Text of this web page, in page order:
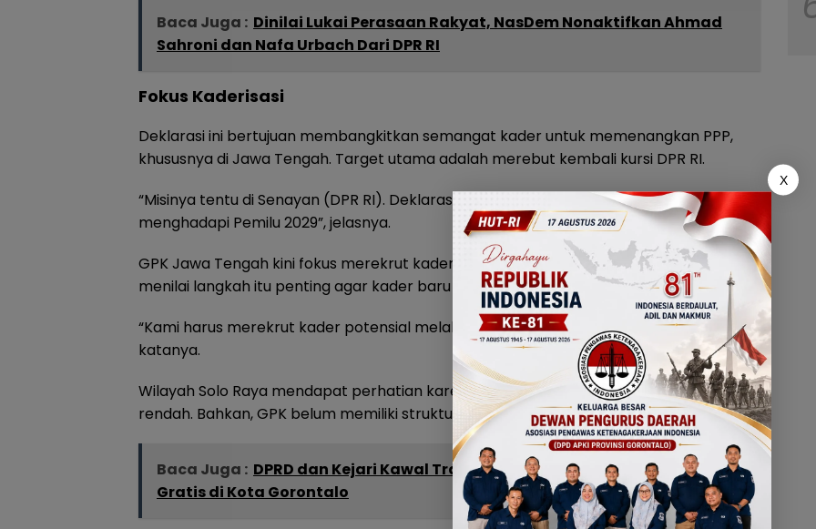
Baca Juga : Dinilai Lukai Perasaan Rakyat, NasDem Nonaktifkan Ahmad
Sahroni dan Nafa Urbach Dari DPR RI
Fokus Kaderisasi
Deklarasi ini bertujuan membangkitkan semangat kader untuk memenangkan PPP,
khususnya di Jawa Tengah. Target utama adalah merebut kembali kursi DPR RI.
“Misinya tentu di Senayan (DPR RI). Deklarasi ini pemantik agar kita semangat
menghadapi Pemilu 2029”, jelasnya.
GPK Jawa Tengah kini fokus merekrut kader potensial melalui pelatihan. Gus Haiz
menilai langkah itu penting agar kader baru sejalan dengan kebijakan partai.
“Kami harus merekrut kader potensial melalui diklat supaya sesuai arah partai”,
katanya.
Wilayah Solo Raya mendapat perhatian karena perolehan suara PPP di sana sangat
rendah. Bahkan, GPK belum memiliki struktur kepengurusan di Kabupaten Wonogiri.
Baca Juga : DPRD dan Kejari Kawal Transparansi Program Makan Bergizi
Gratis di Kota Gorontalo
X